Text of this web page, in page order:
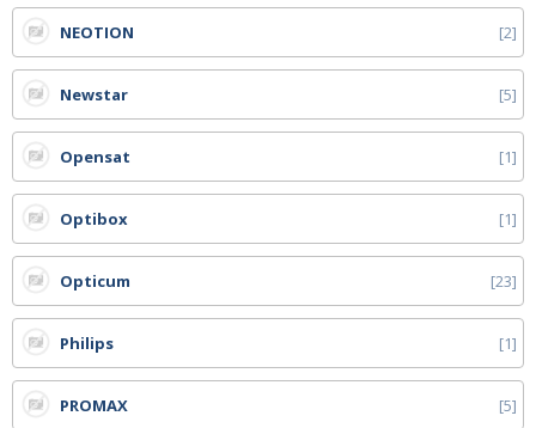
NEOTION 2
Newstar 5
Opensat 1
Optibox 1
Opticum 23
Philips 1
PROMAX 5